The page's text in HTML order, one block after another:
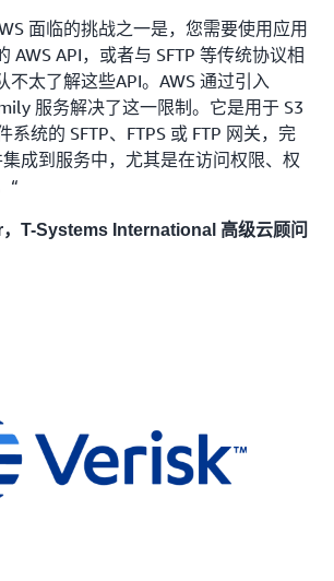
面临的挑战之一是，您需要使用应用
AWS API，或者与 SFTP 等传统协议相
不太了解这些API。AWS 通过引入
服务解决了这一限制。它是用于 S3
系统的 SFTP、FTPS 或 FTP 网关，完
成到服务中，尤其是在访问权限、权
“
T-Systems International 高级云顾问